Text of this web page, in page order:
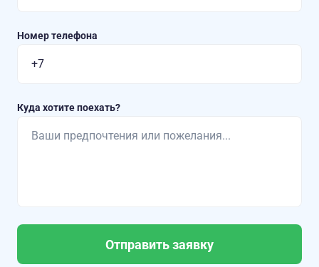
Номер телефона
Куда хотите поехать?
Отправить заявку